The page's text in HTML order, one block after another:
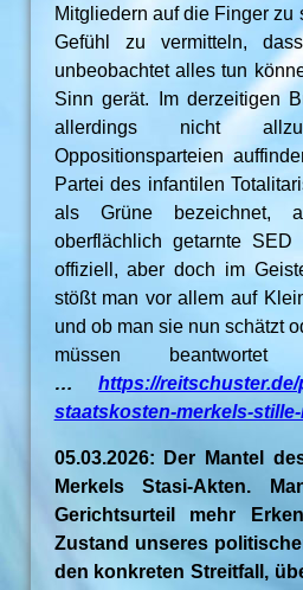
Mitgliedern auf die Finger zu
Gefühl zu vermitteln,
unbeobachtet alles tun
Sinn gerät. Im derzeitigen
allerdings nicht
Oppositionsparteien
Partei des infantilen
als Grüne bezeichnet,
oberflächlich getarnte
offiziell, aber doch im
stößt man vor allem auf
und ob man sie nun schätzt
müssen
…https://
staatskosten-merkels-
05.03.2026: Der Mantel
Merkels Stasi-Akten.
Gerichtsurteil mehr
Zustand unseres
den konkreten Streitfall,